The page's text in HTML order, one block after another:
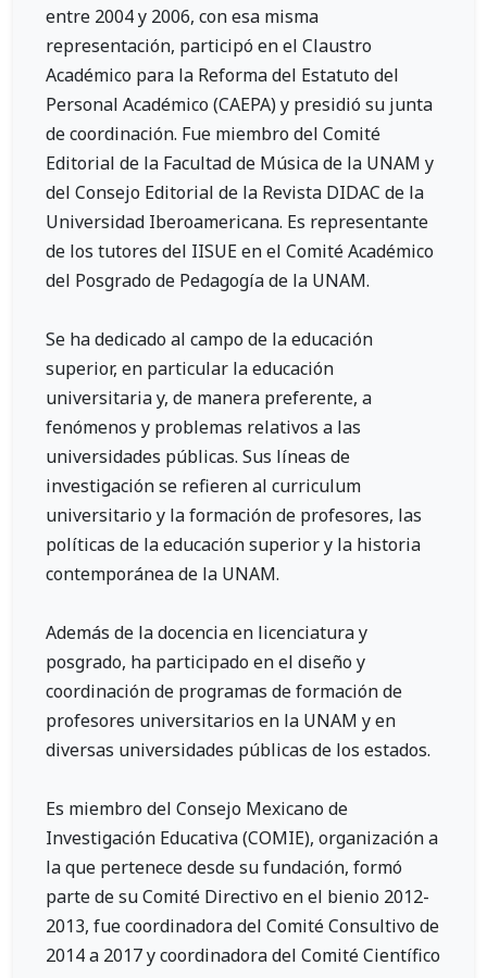
entre 2004 y 2006, con esa misma
representación, participó en el Claustro
Académico para la Reforma del Estatuto del
Personal Académico (CAEPA) y presidió su junta
de coordinación. Fue miembro del Comité
Editorial de la Facultad de Música de la UNAM y
del Consejo Editorial de la Revista DIDAC de la
Universidad Iberoamericana. Es representante
de los tutores del IISUE en el Comité Académico
del Posgrado de Pedagogía de la UNAM.
Se ha dedicado al campo de la educación
superior, en particular la educación
universitaria y, de manera preferente, a
fenómenos y problemas relativos a las
universidades públicas. Sus líneas de
investigación se refieren al curriculum
universitario y la formación de profesores, las
políticas de la educación superior y la historia
contemporánea de la UNAM.
Además de la docencia en licenciatura y
posgrado, ha participado en el diseño y
coordinación de programas de formación de
profesores universitarios en la UNAM y en
diversas universidades públicas de los estados.
Es miembro del Consejo Mexicano de
Investigación Educativa (COMIE), organización a
la que pertenece desde su fundación, formó
parte de su Comité Directivo en el bienio 2012-
2013, fue coordinadora del Comité Consultivo de
2014 a 2017 y coordinadora del Comité Científico